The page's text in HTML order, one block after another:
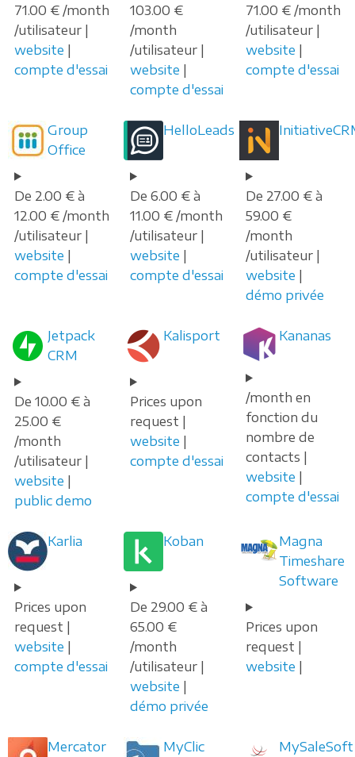
71.00 € /month
/utilisateur |
website |
compte d'essai
103.00 €
/month
/utilisateur |
website |
compte d'essai
71.00 € /month
/utilisateur |
website |
compte d'essai
Group
Office
De 2.00 € à
12.00 € /month
/utilisateur |
website |
compte d'essai
HelloLeads
De 6.00 € à
11.00 € /month
/utilisateur |
website |
compte d'essai
De 27.00 € à
59.00 €
/month
/utilisateur |
website |
démo privée
Jetpack
CRM
De 10.00 € à
25.00 €
/month
/utilisateur |
website |
public demo
Kalisport
Prices upon
request |
website |
compte d'essai
Kananas
/month en
fonction du
nombre de
contacts |
website |
compte d'essai
Karlia
Prices upon
request |
website |
compte d'essai
Koban
De 29.00 € à
65.00 €
/month
/utilisateur |
website |
démo privée
Magna
Timeshare
Software
Prices upon
request |
website |
Mercator MyClic MySaleSoft